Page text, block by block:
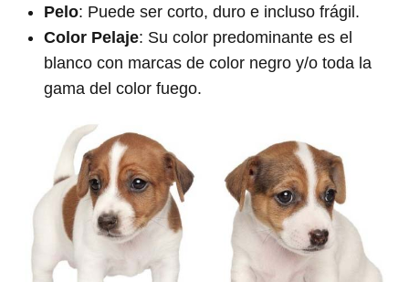
Pelo: Puede ser corto, duro e incluso frágil.
Color Pelaje: Su color predominante es el
blanco con marcas de color negro y/o toda la
gama del color fuego.